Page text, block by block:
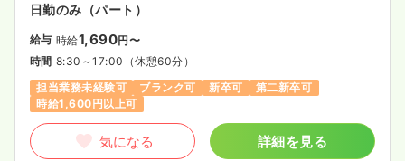
日勤のみ（パート）
給与 時給1,690円〜
時間 8:30～17:00 （休憩60分）
担当業務未経験可
ブランク可 新卒可
第二新卒可
時給1,600円以上可
気になる 詳細を見る